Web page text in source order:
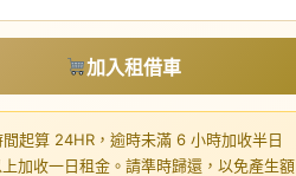
加入租借車
起算 24HR，逾時未滿 6 小時加收半日
加收一日租金。請準時歸還，以免產生額